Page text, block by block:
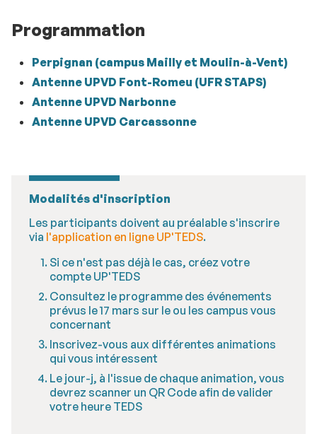
Programmation
Perpignan (campus Mailly et Moulin-à-Vent)
Antenne UPVD Font-Romeu (UFR STAPS)
Antenne UPVD Narbonne
Antenne UPVD Carcassonne
Modalités d'inscription
Les participants doivent au préalable s'inscrire
via l'application en ligne UP'TEDS.
Si ce n'est pas déjà le cas, créez votre
compte UP'TEDS
Consultez le programme des événements
prévus le 17 mars sur le ou les campus vous
concernant
Inscrivez-vous aux différentes animations
qui vous intéressent
Le jour-j, à l'issue de chaque animation, vous
devrez scanner un QR Code afin de valider
votre heure TEDS